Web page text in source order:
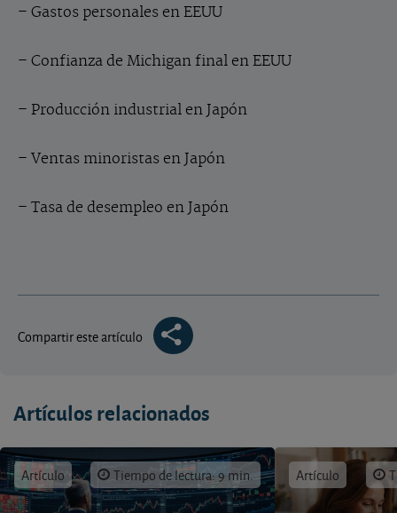
– Gastos personales en EEUU
– Confianza de Michigan final en EEUU
– Producción industrial en Japón
– Ventas minoristas en Japón
– Tasa de desempleo en Japón
Compartir este artículo
Artículos relacionados
Artículo Tiempo de lectura: 9 min. Artículo